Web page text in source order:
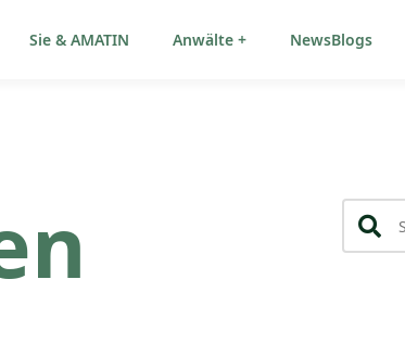
Sie & AMATIN Anwälte + NewsBlogs